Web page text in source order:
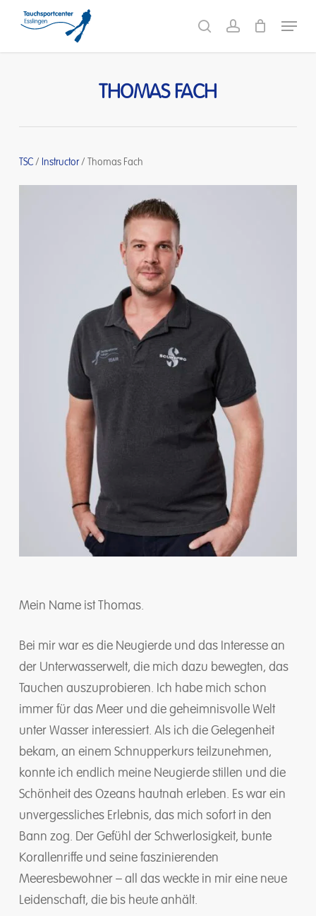
main
searchaccount
Menu
THOMAS FACH
TSC/ Instructor/ Thomas Fach
Mein Name ist Thomas.
Bei mir war es die Neugierde und das Interesse an
der Unterwasserwelt, die mich dazu bewegten, das
Tauchen auszuprobieren. Ich habe mich schon
immer für das Meer und die geheimnisvolle Welt
unter Wasser interessiert. Als ich die Gelegenheit
bekam, an einem Schnupperkurs teilzunehmen,
konnte ich endlich meine Neugierde stillen und die
Schönheit des Ozeans hautnah erleben. Es war ein
unvergessliches Erlebnis, das mich sofort in den
Bann zog. Der Gefühl der Schwerlosigkeit, bunte
Korallenriffe und seine faszinierenden
Meeresbewohner – all das weckte in mir eine neue
Leidenschaft, die bis heute anhält.